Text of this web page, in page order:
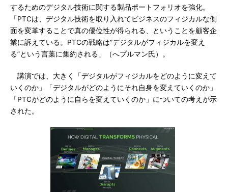
するためのデジタル技術に関する製品ポートフォリオを強化。
「PTCは、デジタル技術を取り入れてビジネスのフィジカルな側
面を変革することで真の優位性が得られる、ということを顧客企
業に訴えている。PTCの戦略は“デジタルがフィジカルを変え
る”という言葉に集約される」（へプルマン氏）。
講演では、大きく「デジタルがフィジカルをどのように変えて
いくのか」「デジタルがどのようにそれ自身を変えていくのか」
「PTCがどのように自らを変えていくのか」についての考えが示
された。